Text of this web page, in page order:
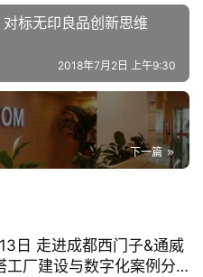
对标无印良品创新思维
2018年7月2日 上午9:30
下一篇
日 走进成都西门子&通威
工厂建设与数字化案例分